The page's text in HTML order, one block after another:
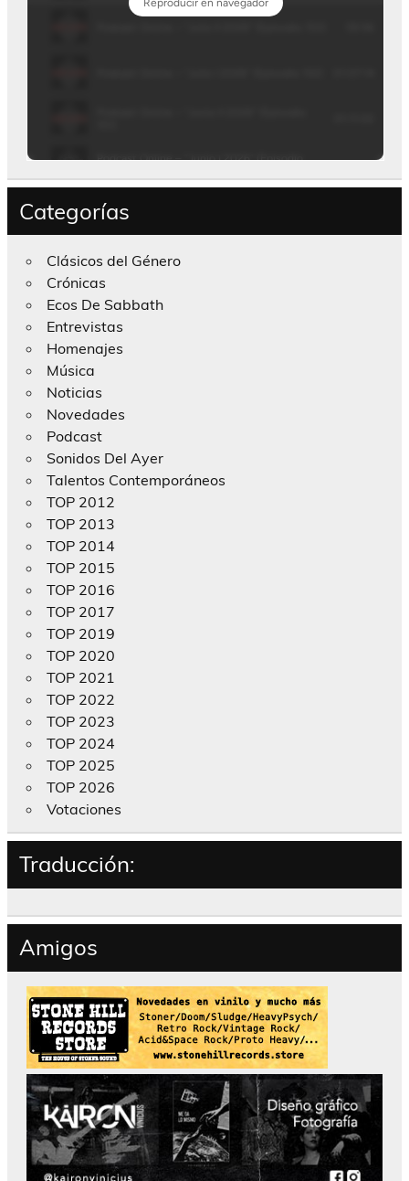
Categorías
Clásicos del Género
Crónicas
Ecos De Sabbath
Entrevistas
Homenajes
Música
Noticias
Novedades
Podcast
Sonidos Del Ayer
Talentos Contemporáneos
TOP 2012
TOP 2013
TOP 2014
TOP 2015
TOP 2016
TOP 2017
TOP 2019
TOP 2020
TOP 2021
TOP 2022
TOP 2023
TOP 2024
TOP 2025
TOP 2026
Votaciones
Traducción:
Amigos